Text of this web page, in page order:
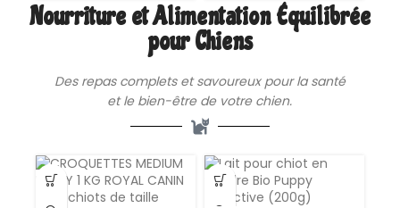
Nutritionnels
Spécifiques des Chiots
Nourriture et Alimentation Équilibrée
pour Chiens
Des repas complets et savoureux pour la santé
et le bien-être de votre chien.